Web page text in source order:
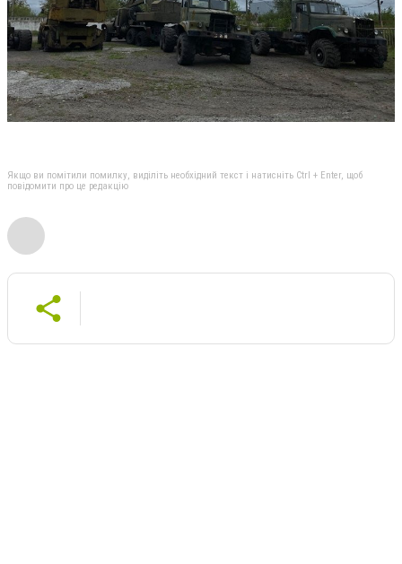
Якщо ви помітили помилку, виділіть необхідний текст і натисніть Ctrl + Enter, щоб
повідомити про це редакцію